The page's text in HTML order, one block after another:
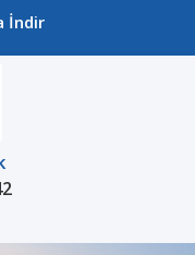
İndir
Projeler